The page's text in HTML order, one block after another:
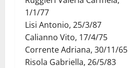
1/1/77
Lisi Antonio, 25/3/87
Calianno Vito, 17/4/75
Corrente Adriana, 30/11/65
Risola Gabriella, 26/5/83